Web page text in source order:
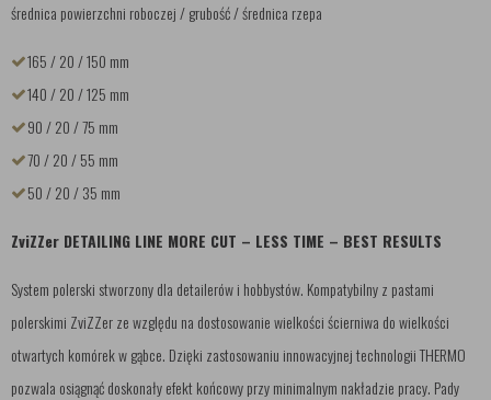
średnica powierzchni roboczej / grubość / średnica rzepa
165 / 20 / 150 mm
140 / 20 / 125 mm
90 / 20 / 75 mm
70 / 20 / 55 mm
50 / 20 / 35 mm
ZviZZer DETAILING LINE MORE CUT – LESS TIME – BEST RESULTS
System polerski stworzony dla detailerów i hobbystów. Kompatybilny z pastami
polerskimi ZviZZer ze względu na dostosowanie wielkości ścierniwa do wielkości
otwartych komórek w gąbce. Dzięki zastosowaniu innowacyjnej technologii THERMO
pozwala osiągnąć doskonały efekt końcowy przy minimalnym nakładzie pracy. Pady